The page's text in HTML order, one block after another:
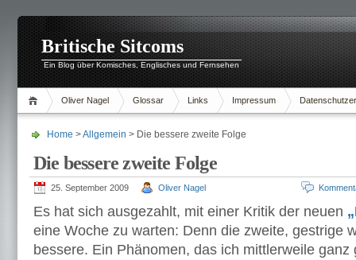
Britische Sitcoms
Ein Blog über Komisches, Englisches und Fernsehen
Oliver Nagel Glossar Links Impressum
Home >Allgemein > Die bessere zweite Folge
Die bessere zweite Folge
25. September 2009 Oliver Nagel
Es hat sich ausgezahlt, mit einer Kritik der neuen
eine Woche zu warten: Denn die zweite, gestrige
bessere. Ein Phänomen, das ich mittlerweile ganz